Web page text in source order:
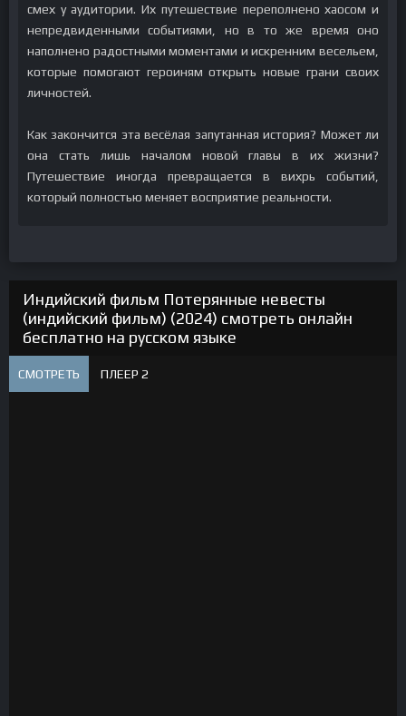
смех у аудитории. Их путешествие переполнено хаосом и
непредвиденными событиями, но в то же время оно
наполнено радостными моментами и искренним весельем,
которые помогают героиням открыть новые грани своих
личностей.
Как закончится эта весёлая запутанная история? Может ли
она стать лишь началом новой главы в их жизни?
Путешествие иногда превращается в вихрь событий,
который полностью меняет восприятие реальности.
Индийский фильм Потерянные невесты
(индийский фильм) (2024) смотреть онлайн
бесплатно на русском языке
СМОТРЕТЬ ПЛЕЕР 2